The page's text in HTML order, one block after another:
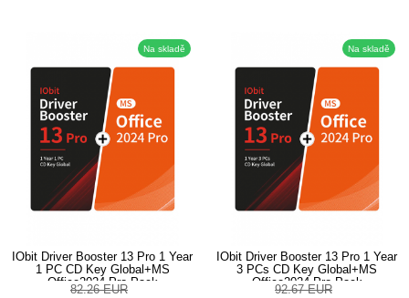
Na skladě
IObit Driver Booster 13 Pro 1 Year
1 PC CD Key Global+MS
Office2024 Pro Pack
82.26 EUR
Na skladě
IObit Driver Booster 13 Pro 1 Year
3 PCs CD Key Global+MS
Office2024 Pro Pack
92.67 EUR